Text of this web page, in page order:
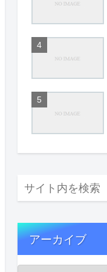
アーカイブ